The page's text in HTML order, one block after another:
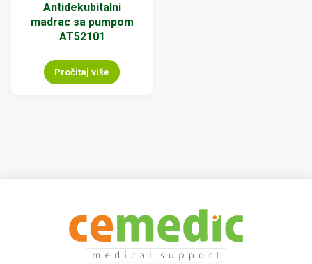
Antidekubitalni
madrac sa pumpom
AT52101
Pročitaj više